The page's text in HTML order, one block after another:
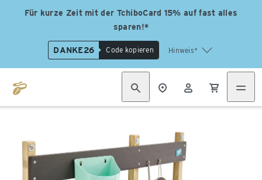
Für kurze Zeit mit der TchiboCard 15% auf fast alles
sparen!*
DANKE26 Code kopieren Hinweis*